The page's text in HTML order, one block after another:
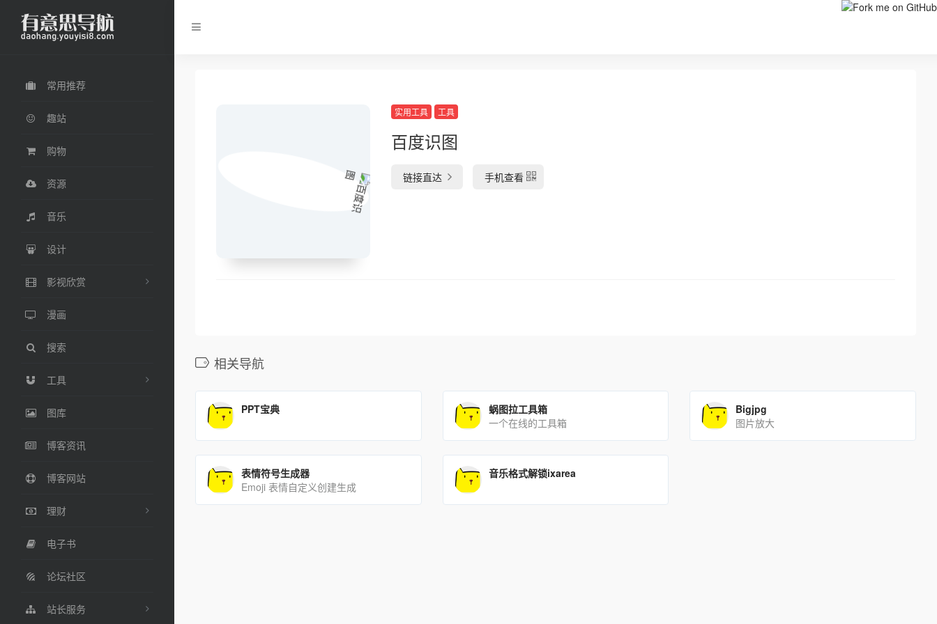
常用推荐
趣站
购物
资源
音乐
设计
影视欣赏
漫画
搜索
工具
图库
博客资讯
博客网站
理财
电子书
论坛社区
站长服务
实用工具 工具
百度识图
链接直达 手机查看
相关导航
PPT宝典
蜗图拉工具箱
一个在线的工具箱
Bigjpg
图片放大
表情符号生成器
Emoji 表情自定义创建生成
音乐格式解锁ixarea